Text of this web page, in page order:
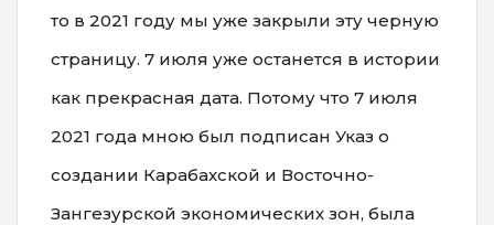
то в 2021 году мы уже закрыли эту черную
страницу. 7 июля уже останется в истории
как прекрасная дата. Потому что 7 июля
2021 года мною был подписан Указ о
создании Карабахской и Восточно-
Зангезурской экономических зон, была